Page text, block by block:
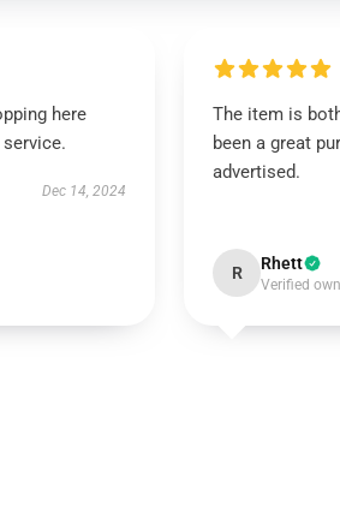
here
Dec 14, 2024
The item is
been a great
advertised.
R Rhett
Verified